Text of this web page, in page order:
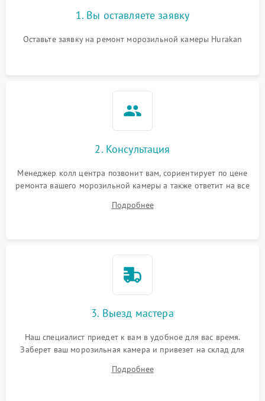
1. Вы оставляете заявку
Оставьте заявку на ремонт морозильной камеры Hurakan
2. Консультация
Менеджер колл центра позвонит вам, сориентирует по цене
ремонта вашего морозильной камеры а также ответит на все
Подробнее
3. Выезд мастера
Наш специалист приедет к вам в удобное для вас время.
Заберет ваш морозильная камера и привезет на склад для
Подробнее